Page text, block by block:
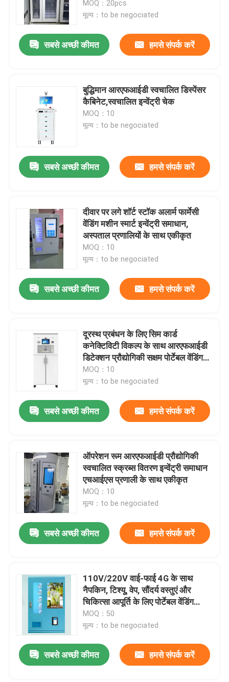
हमारे बारे में
कारखाने का दौरा
गुणवत्ता नियंत्रण
हमसे संपर्क करें
समाचार
उद्धरण मांगें
रिवर्स वेंडिंग मशीन
फार्मेसी वेंडिंग मशीन
बोतल रिवर्स वेंडिंग मशीन
स्मार्ट रिवर्स वेंडिंग मशीन
रिवर्स रीसाइक्लिंग वेंडिंग मशीन
वापसी करें और रिवर्स वेंडिंग मशीन कमाएं
हॉट फूड वेंडिंग मशीनें
बैटरी स्वैपिंग स्टेशन
अखबार वेंडिंग मशीन
गुलदस्ता वेंडिंग मशीन
MOQ：20pcs
मूल्य：to be negociated
सबसे अच्छी कीमत हमसे संपर्क करें
बुद्धिमान आरएफआईडी स्वचालित डिस्पेंसर
कैबिनेट,स्वचालित इन्वेंट्री चेक
MOQ：10
मूल्य：to be negociated
सबसे अच्छी कीमत हमसे संपर्क करें
दीवार पर लगे शॉर्ट स्टॉक अलार्म फार्मेसी
वेंडिंग मशीन स्मार्ट इन्वेंट्री समाधान,
अस्पताल प्रणालियों के साथ एकीकृत
MOQ：10
मूल्य：to be negociated
सबसे अच्छी कीमत हमसे संपर्क करें
दूरस्थ प्रबंधन के लिए सिम कार्ड
कनेक्टिविटी विकल्प के साथ आरएफआईडी
डिटेक्शन प्रौद्योगिकी सक्षम पोर्टेबल वेंडिंग
मशीन
MOQ：10
मूल्य：to be negociated
सबसे अच्छी कीमत हमसे संपर्क करें
ऑपरेशन रूम आरएफआईडी प्रौद्योगिकी
स्वचालित स्क्रब्स वितरण इन्वेंट्री समाधान
एचआईएस प्रणाली के साथ एकीकृत
MOQ：10
मूल्य：to be negociated
सबसे अच्छी कीमत हमसे संपर्क करें
110V/220V वाई-फाई 4G के साथ
नैपकिन, टिश्यू, वेप, सौंदर्य वस्तुएं और
चिकित्सा आपूर्ति के लिए पोर्टेबल वेंडिंग
मशीन
MOQ：50
मूल्य：to be negociated
सबसे अच्छी कीमत हमसे संपर्क करें